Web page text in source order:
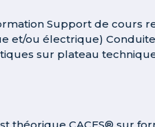
Support de cours
et/ou électrique)
sur plateau